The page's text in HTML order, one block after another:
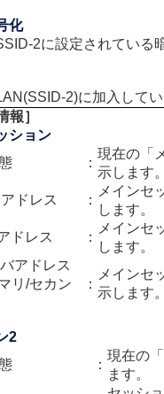
化
2に設定されている
2)に加入してい
報］
ション
：
現在の「
示します。
ドレス
：
メインセ
します。
ドレス
：
メインセ
します。
アドレス
リ/セカン
：
メインセ
示します。
2
：
現在の
ます。